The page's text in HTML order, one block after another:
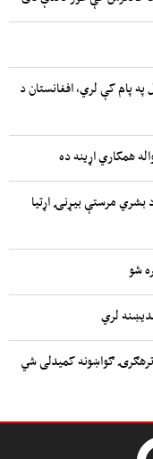
پام کې لري، افغانستان د
د بشري مرستې بیړنۍ اړتیا
شو
لري
ګواښونه کمیدلی شي